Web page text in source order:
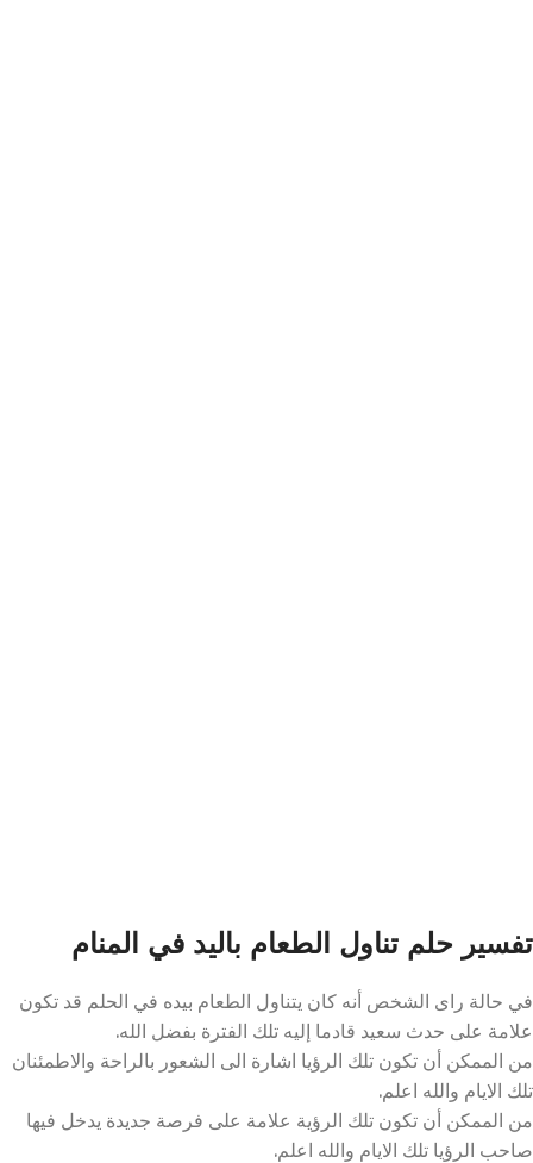
تفسير حلم تناول الطعام باليد في المنام
في حالة راى الشخص أنه كان يتناول الطعام بيده في الحلم قد تكون
علامة على حدث سعيد قادما إليه تلك الفترة بفضل الله.
من الممكن أن تكون تلك الرؤيا اشارة الى الشعور بالراحة والاطمئنان
تلك الايام والله اعلم.
من الممكن أن تكون تلك الرؤية علامة على فرصة جديدة يدخل فيها
صاحب الرؤيا تلك الايام والله اعلم.